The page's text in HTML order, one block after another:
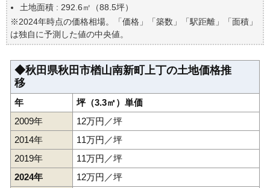
自分の年収でいくらの不動産が買える？
土地面積 : 292.6㎡（88.5坪）
※2024年時点の価格相場。「価格」「築数」「駅距離」「面積」
は独自に予測した値の中央値。
◆秋田県秋田市楢山南新町上丁の土地価格推
移
年
坪（3.3㎡）単価
2009年
12万円／坪
2014年
11万円／坪
2019年
11万円／坪
2024年
12万円／坪